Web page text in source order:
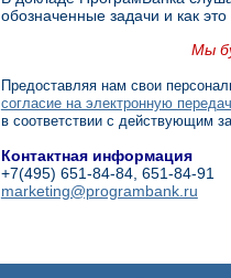
обозначенные задачи и как
Мы
Предоставляя нам свои
согласие на электронную
в соответствии с действующим
Контактная информация
+7(495) 651-84-84, 651-84-91
marketing@programbank.ru